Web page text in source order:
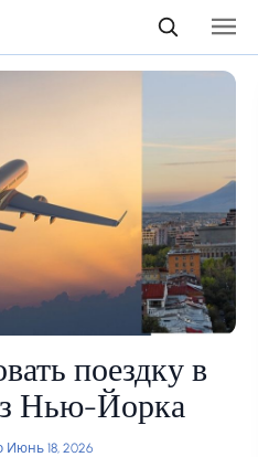
поездку в
Нью-Йорка
18, 2026